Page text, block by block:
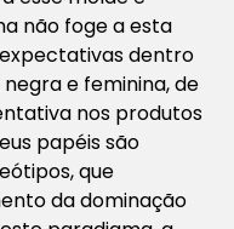
não foge a esta
dentro
e feminina, de
nos produtos
papéis são
que
da dominação